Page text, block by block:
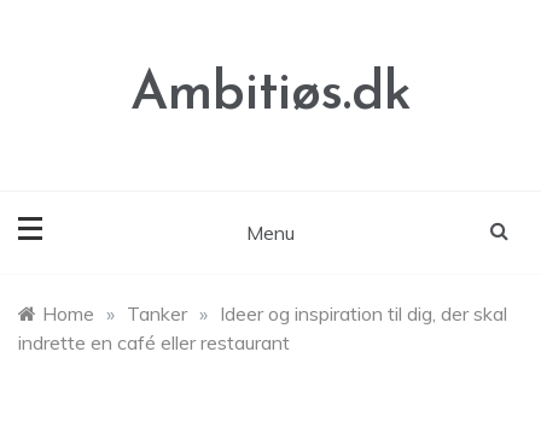
Ambitiøs.dk
Menu
Home » Tanker » Ideer og inspiration til dig, der skal
indrette en café eller restaurant